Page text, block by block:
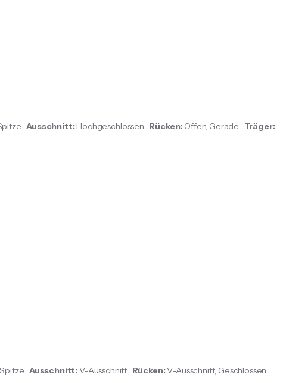
Ausschnitt:Hochgeschlossen Rücken: Offen, Gerade Träger:
Ausschnitt:V-Ausschnitt Rücken:V-Ausschnitt, Geschlossen